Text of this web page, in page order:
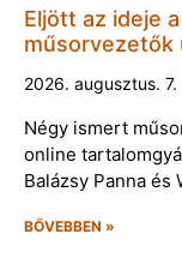
Eljött az ideje
műsorvezetők
2026. augusztus.
Négy ismert
online
Balázsy Panna és
BŐVEBBEN »